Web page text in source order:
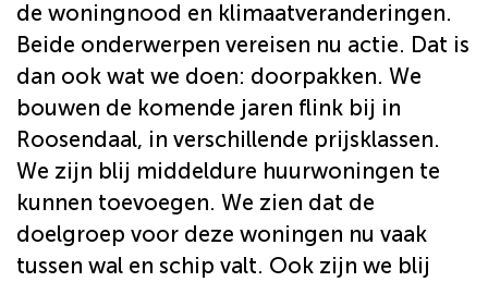
de woningnood en klimaatveranderingen.
Beide onderwerpen vereisen nu actie. Dat is
dan ook wat we doen: doorpakken. We
bouwen de komende jaren flink bij in
Roosendaal, in verschillende prijsklassen.
We zijn blij middeldure huurwoningen te
kunnen toevoegen. We zien dat de
doelgroep voor deze woningen nu vaak
tussen wal en schip valt. Ook zijn we blij